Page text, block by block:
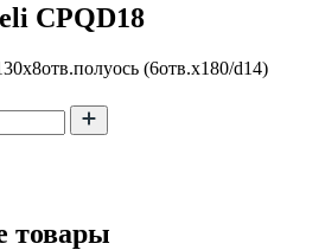
CPQD18
(6отв.х180/d14)
товары